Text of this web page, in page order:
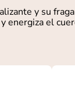
y su
energiza el